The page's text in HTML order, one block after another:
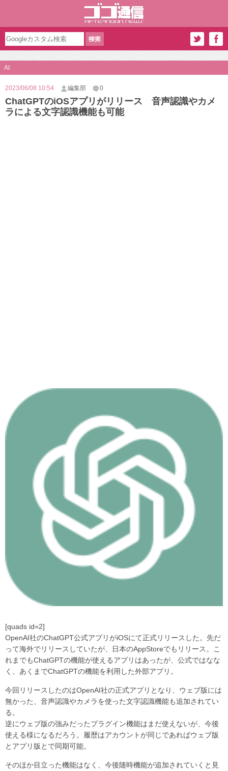
AI
2023/06/08 10:54 編集部 0
ChatGPTのiOSアプリがリリース 音声認識やカメ
ラによる文字認識機能も可能
[quads id=2]
OpenAI社のChatGPT公式アプリがiOSにて正式リリースした。先だ
って海外でリリースしていたが、日本のAppStoreでもリリース。こ
れまでもChatGPTの機能が使えるアプリはあったが、公式ではなな
く、あくまでChatGPTの機能を利用した外部アプリ。
今回リリースしたのはOpenAI社の正式アプリとなり、ウェブ版には
無かった、音声認識やカメラを使った文字認識機能も追加されてい
る。
逆にウェブ版の強みだったプラグイン機能はまだ使えないが、今後
使える様になるだろう。履歴はアカウントが同じであればウェブ版
とアプリ版とで同期可能。
そのほか目立った機能はなく、今後随時機能が追加されていくと見